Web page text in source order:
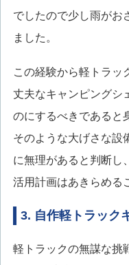
でしたので少し雨がお
ました。
この経験から軽トラッ
丈夫なキャンピングシ
のにするべきであると
そのような大げさな設
に無理があると判断し
活用計画はあきらめる
3. 自作軽トラック
軽トラックの無謀な挑